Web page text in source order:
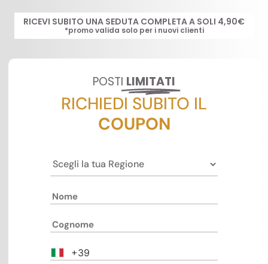
RICEVI SUBITO UNA SEDUTA COMPLETA A SOLI 4,90€
*promo valida solo per i nuovi clienti
POSTI LIMITATI
RICHIEDI SUBITO IL
COUPON
+39